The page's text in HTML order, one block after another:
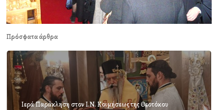
Πρόσφατα άρθρα
Ιερά Παράκληση στον Ι.Ν. Κοιμήσεως της Θεοτόκου